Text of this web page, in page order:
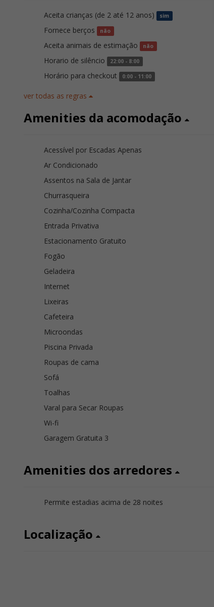
Aceita crianças (de 2 até 12 anos) sim
Fornece berços não
Aceita animais de estimação não
Horario de silêncio 22:00 - 8:00
Horário para checkout 0:00 - 11:00
ver todas as regras
Amenities da acomodação
Acessível por Escadas Apenas
Ar Condicionado
Assentos na Sala de Jantar
Churrasqueira
Cozinha/Cozinha Compacta
Entrada Privativa
Estacionamento Gratuito
Fogão
Geladeira
Internet
Lixeiras
Cafeteira
Microondas
Piscina Privada
Roupas de cama
Sofá
Toalhas
Varal para Secar Roupas
Wi-fi
Garagem Gratuita 3
Amenities dos arredores
Permite estadias acima de 28 noites
Localização